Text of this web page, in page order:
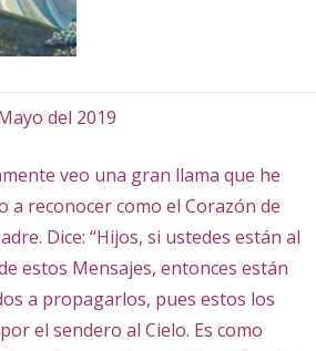
del 2019
veo una gran llama que he
a reconocer como el Corazón de
Dice: “Hijos, si ustedes están al
estos Mensajes, entonces están
a propagarlos, pues estos los
el sendero al Cielo. Es como